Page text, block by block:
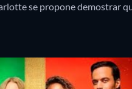
se propone demostrar